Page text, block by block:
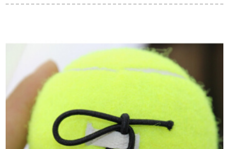
ニウス揮発台座テニ
トトライングールバ
プは汗を吸い取るラ